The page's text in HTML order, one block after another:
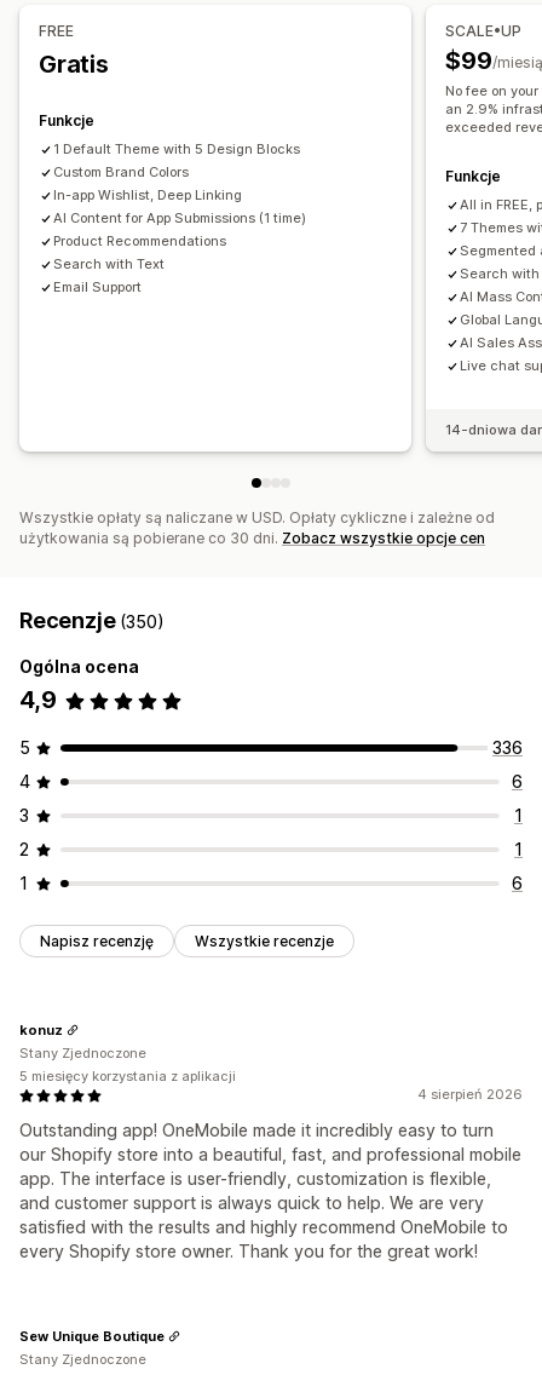
Powiadomienia push
Porzucony koszyk
Promocje
Multimedia
Niestandardowe powiadomienia
Dostosowanie
Niestandardowy branding
Układy niestandardowe
Ikony niestandardowe Wielojęzyczne
Szablony e-maili
Alerty o zakupie Powiadomienia o cenie
Powiadomienia o dostępności produktu
FREE
Gratis
Funkcje
1 Default Theme with 5 Design Blocks
Custom Brand Colors
In-app Wishlist, Deep Linking
AI Content for App Submissions (1 time)
Product Recommendations
Search with Text
Email Support
SCALE•UP
$99/
No fee on
an 2.9%
exceeded
Funkcje
All in FREE,
7 Themes
Segmented
Search with
AI Mass
Global
AI Sales
Live chat
14-dniowa
Wszystkie opłaty są naliczane w USD. Opłaty cykliczne i zależne od
użytkowania są pobierane co 30 dni. Zobacz wszystkie opcje cen
Recenzje (350)
Ogólna ocena
4,9
5
336
4
6
3
1
2
1
1
6
Napisz recenzję Wszystkie recenzje
4 sierpień 2026
Outstanding app! OneMobile made it incredibly easy to turn
our Shopify store into a beautiful, fast, and professional mobile
app. The interface is user-friendly, customization is flexible,
and customer support is always quick to help. We are very
satisfied with the results and highly recommend OneMobile to
every Shopify store owner. Thank you for the great work!
konuz
Stany Zjednoczone
5 miesięcy korzystania z aplikacji
Sew Unique Boutique
Stany Zjednoczone